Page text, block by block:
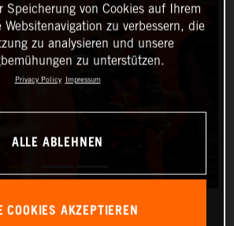
Speicherung von Cookies auf Ihrem
zu verbessern, die
zu analysieren und unsere
zu unterstützen.
Privacy Policy Impressum
ALLE ABLEHNEN
COOKIES AKZEPTIEREN